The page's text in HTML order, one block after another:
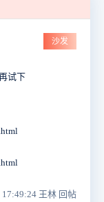
沙发
试下
17:49:24 王林 回帖